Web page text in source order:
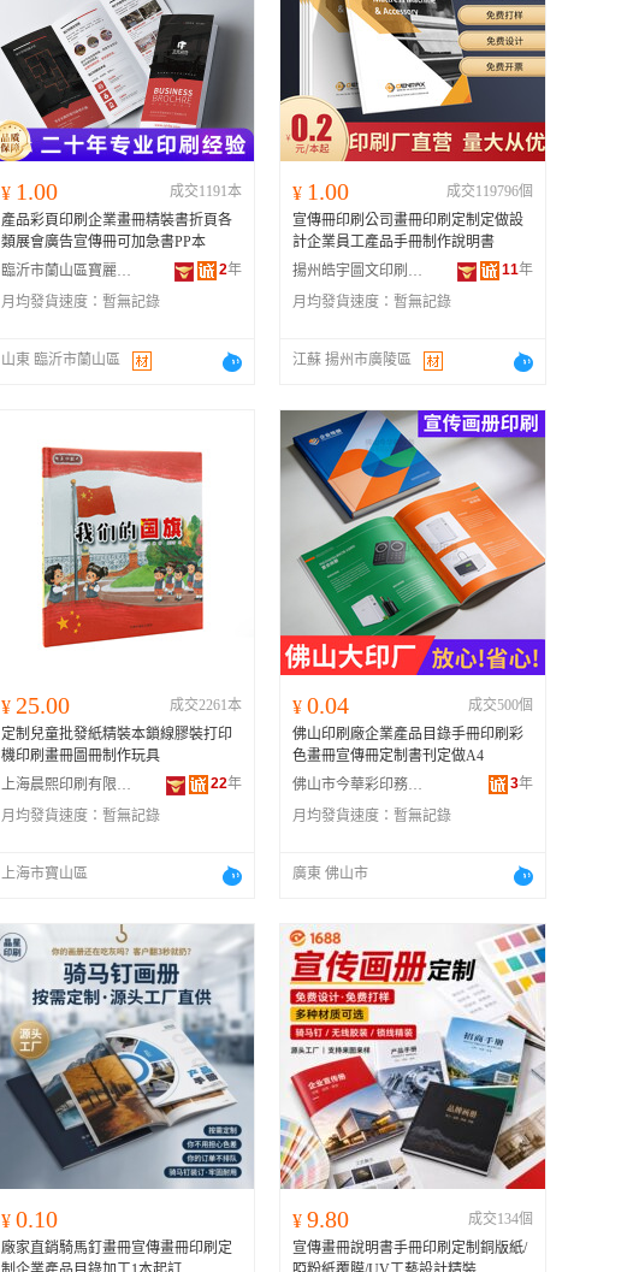
¥ 1.00
成交1191本
產品彩頁印刷企業畫冊精裝書折頁各
類展會廣告宣傳冊可加急書PP本
臨沂市蘭山區寶麗金印刷有限公司
2年
月均發貨速度： 暫無記錄
山東 臨沂市蘭山區
¥ 1.00
成交119796個
宣傳冊印刷公司畫冊印刷定制定做設
計企業員工產品手冊制作說明書
揚州皓宇圖文印刷有限公司
11年
月均發貨速度： 暫無記錄
江蘇 揚州市廣陵區
¥ 25.00
成交2261本
定制兒童批發紙精裝本鎖線膠裝打印
機印刷畫冊圖冊制作玩具
上海晨熙印刷有限公司
22年
月均發貨速度： 暫無記錄
上海市寶山區
¥ 0.04
成交500個
佛山印刷廠企業產品目錄手冊印刷彩
色畫冊宣傳冊定制書刊定做A4
佛山市今華彩印務有限公司
3年
月均發貨速度： 暫無記錄
廣東 佛山市
¥ 0.10
廠家直銷騎馬釘畫冊宣傳畫冊印刷定
¥ 9.80
成交134個
宣傳畫冊說明書手冊印刷定制銅版紙/